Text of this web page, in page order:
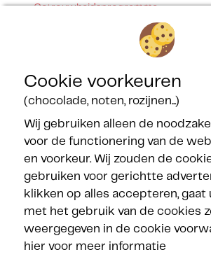
Getrouwheidsprogramma
Onze certificeringen
Onze partners
Cookie voorkeuren
(chocolade, noten, rozijnen...)
Wij gebruiken alleen de
voor de functionering van de
en voorkeur. Wij zouden de
gebruiken voor gerichtte
klikken op alles accepteren, gaat
met het gebruik van de cookies
weergegeven in de cookie
hier voor meer informatie